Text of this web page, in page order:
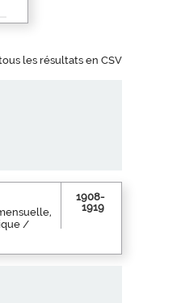
les résultats en CSV
/
1908-
1919